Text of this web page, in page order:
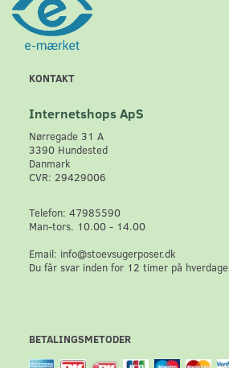
KONTAKT
Internetshops ApS
Nørregade 31 A
3390 Hundested
Danmark
CVR: 29429006
Telefon: 47985590
Man-tors. 10.00 - 14.00
Email: info@stoevsugerposer.dk
Du får svar inden for 12 timer på hverdage
BETALINGSMETODER